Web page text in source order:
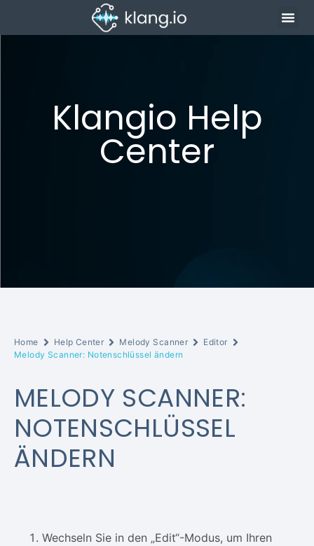
Klangio Help
Center
Home Help Center Melody Scanner
Editor
Melody Scanner: Notenschlüssel ändern
MELODY SCANNER:
NOTENSCHLÜSSEL
ÄNDERN
Wechseln Sie in den „Edit“-Modus, um Ihren